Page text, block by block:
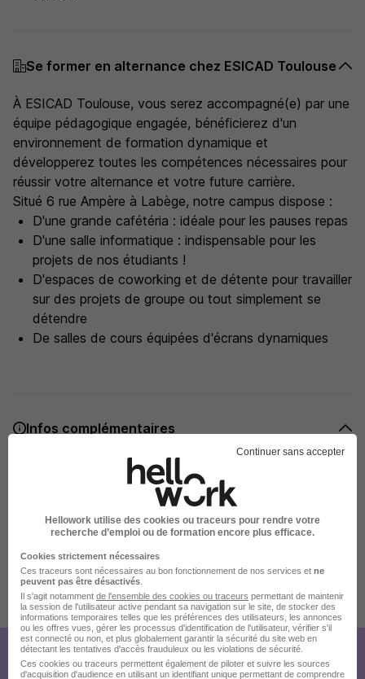
Se former en alternance chez ESICAD Toulouse
À ESICAD Toulouse, vous serez accompagné(e) par une
équipe pédagogique engagée, bénéficierez d'un
environnement de formation dynamique et
développerez toutes les compétences nécessaires pour
réussir votre alternance et votre future carrière.
Situé 6 rue Ampère à Labège, notre campus dispose :
D'une grande cafétéria : idéale pour les pauses repas
D'une salle informatique : indispensable pour les
projets de nos étudiants !
D'espaces de coworking et de détente pour travailler
sur des projets de groupe ou tout simplement se
détendre
De salles de cours équipées d'écrans dynamiques
Infos complémentaires
Vous souhaitez évoluer dans un univers où la rigueur, la
passion du métier et le travail d'équipe sont essentiels ?
Cette alternance est une véritable opportunité pour
construire votre avenir dans les métiers de la
Publiée le 04/08/2026 - Réf : 3703857/29052788 ACDCB/31T
Créez votre compte Hellowork et
Continuer sans accepter
Hellowork utilise des cookies ou traceurs pour rendre votre
recherche d’emploi ou de formation encore plus efficace.
Cookies strictement nécessaires
Ces traceurs sont nécessaires au bon fonctionnement de nos services et ne
peuvent pas être désactivés
Il s'agit notamment de l'ensemble des cookies ou traceurs permettant de maintenir
la session de l'utilisateur active pendant sa navigation sur le site, de stocker des
informations temporaires telles que les préférences des utilisateurs, les annonces
ou les offres vues, gérer les processus d'identification de l'utilisateur, vérifier s'il
est connecté ou non, et plus globalement garantir la sécurité du site web en
détectant les tentatives d'accès frauduleux ou les violations de sécurité.
Ces cookies ou traceurs permettent également de piloter et suivre les sources
d'acquisition d'audience en utilisant un identifiant unique permettant de comprendre